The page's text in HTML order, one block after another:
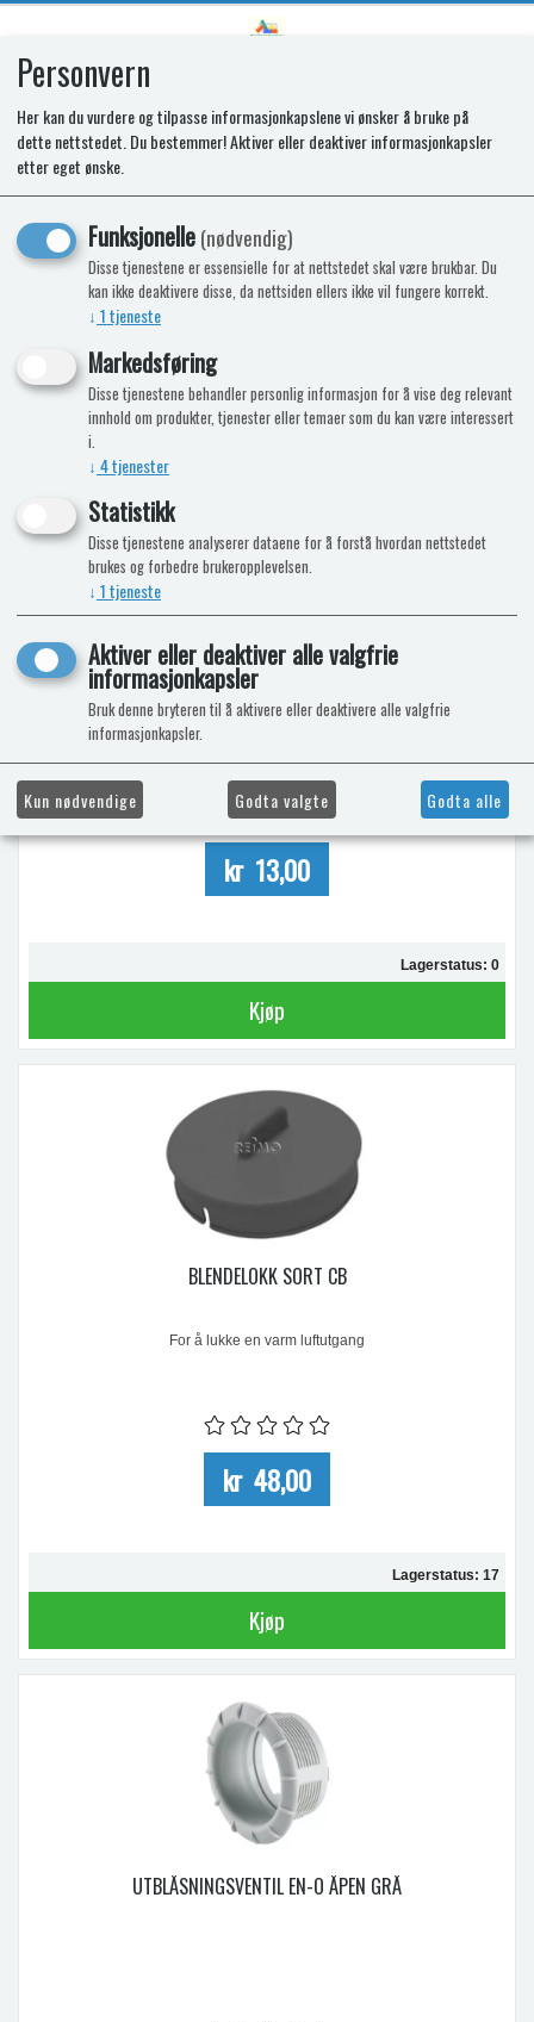
Pris
1 - 24av 43 produkter
GASSLANGE 120CM RØR 8- MUTTER 8
kr 13,00
Lagerstatus: 0
Kjøp
BLENDELOKK SORT CB
For å lukke en varm luftutgang
kr 48,00
Lagerstatus: 17
Kjøp
UTBLÅSNINGSVENTIL EN-O ÅPEN GRÅ
Personvern
Her kan du vurdere og tilpasse informasjonkapslene vi ønsker å bruke på
dette nettstedet. Du bestemmer! Aktiver eller deaktiver informasjonkapsler
etter eget ønske.
Funksjonelle(nødvendig)
Disse tjenestene er essensielle for at nettstedet skal være brukbar. Du
kan ikke deaktivere disse, da nettsiden ellers ikke vil fungere korrekt.
↓ 1tjeneste
Markedsføring
Disse tjenestene behandler personlig informasjon for å vise deg relevant
innhold om produkter, tjenester eller temaer som du kan være interessert
i.
↓ 4tjenester
Statistikk
Disse tjenestene analyserer dataene for å forstå hvordan nettstedet
brukes og forbedre brukeropplevelsen.
↓ 1tjeneste
Aktiver eller deaktiver alle valgfrie
informasjonkapsler
Bruk denne bryteren til å aktivere eller deaktivere alle valgfrie
informasjonkapsler.
Kun nødvendige Godta valgte Godta alle